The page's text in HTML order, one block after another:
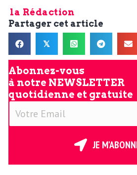
la Rédaction
Partager cet article
𝕏
Abonnez-vous
à notre NEWSLETTER
quotidienne et gratuite
V
E
JE